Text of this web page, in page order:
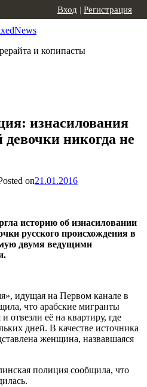
и копипасты
Вход | Регистрация
изнасилования
девочки никогда не
on21.01.2016
историю об изнасиловании
русского происхождения в
двумя ведущими
идущая на Первом канале в
что арабские мигранты
отвезли её на квартиру, где
дней. В качестве источника
женщина, назвавшаяся
полиция сообщила, что